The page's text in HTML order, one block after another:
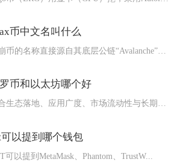
币中文名叫什么
雪崩币的名称直接源自其底层公链“Avalanche”的直译，...
币和以太坊哪个好
综合生态落地、应用广度、市场流动性与长期发展潜力来看，常规投...
以提到哪个钱包
可以提到MetaMask、Phantom、TrustW...